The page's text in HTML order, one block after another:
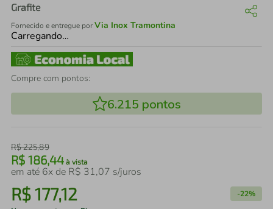
Grafite
Fornecido e entregue porVia Inox Tramontina
Carregando…
Compre com pontos:
6.215 pontos
R$225,89
R$ 186,44 à vista
em até 6x de R$ 31,07 s/juros
R$177,12 -22%